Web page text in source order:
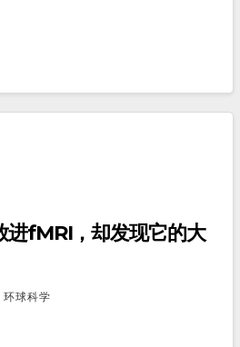
进fMRI，却发现它的大
环球科学